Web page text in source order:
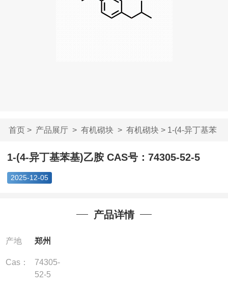
首页> 产品展厅> 有机砌块> 有机砌块> 1-(4-异丁基苯
基)乙胺 CAS...
1-(4-异丁基苯基)乙胺 CAS号：74305-52-5
2025-12-05
产品详情
产地 郑州
Cas：
74305-
52-5